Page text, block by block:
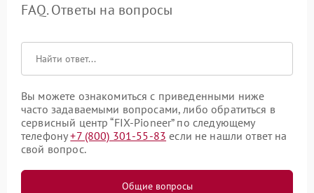
FAQ. Ответы на вопросы
Вы можете ознакомиться с приведенными ниже
часто задаваемыми вопросами, либо обратиться в
сервисный центр “FIX-Pioneer” по следующему
телефону+7 (800) 301-55-83 если не нашли ответ на
свой вопрос.
Общие вопросы